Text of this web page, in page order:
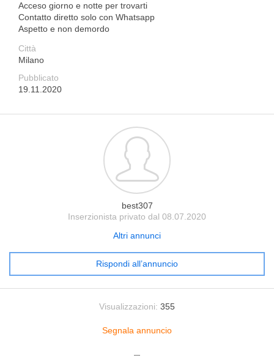
Acceso giorno e notte per trovarti
Contatto diretto solo con Whatsapp
Aspetto e non demordo
Città
Milano
Pubblicato
19.11.2020
best307
Inserzionista privato dal 08.07.2020
Altri annunci
Rispondi all’annuncio
Visualizzazioni: 355
Segnala annuncio